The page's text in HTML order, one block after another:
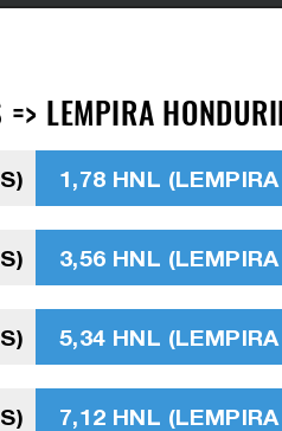
LEMPIRA
1,78 HNL
3,56 HNL
5,34 HNL
7,12 HNL